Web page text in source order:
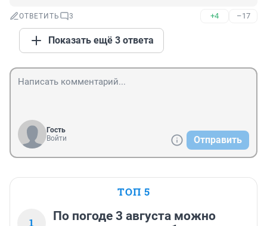
ОТВЕТИТЬ 3 +4 –17
Показать ещё 3 ответа
Гость
Войти
Отправить
ТОП 5
1
По погоде 3 августа можно